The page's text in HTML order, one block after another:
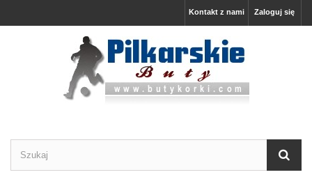
Zaloguj się
Kontakt z nami